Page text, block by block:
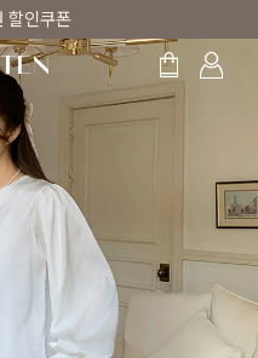
1만원 쿠폰